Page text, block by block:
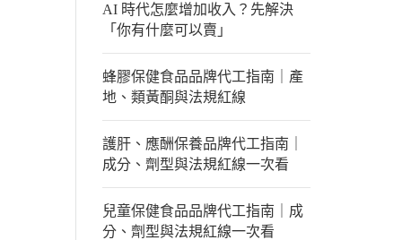
AI 時代怎麼增加收入？先解決
「你有什麼可以賣」
蜂膠保健食品品牌代工指南｜產
地、類黃酮與法規紅線
護肝、應酬保養品牌代工指南｜
成分、劑型與法規紅線一次看
兒童保健食品品牌代工指南｜成
分、劑型與法規紅線一次看